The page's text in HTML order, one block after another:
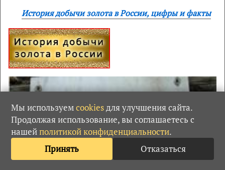
История добычи золота в России, цифры и факты
Мы используемcookiesдля улучшения сайта.
Продолжая использование, вы соглашаетесь с
нашейполитикой конфиденциальности.
Принять
Отказаться